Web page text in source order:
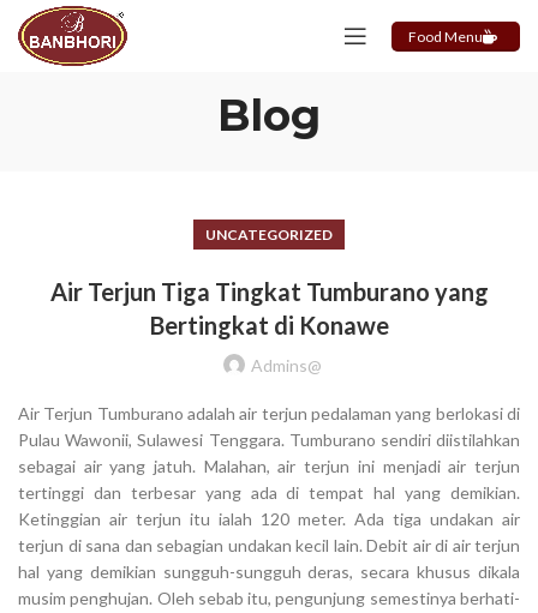
Food Menu
Blog
UNCATEGORIZED
Air Terjun Tiga Tingkat Tumburano yang
Bertingkat di Konawe
Admins@
Air Terjun Tumburano adalah air terjun pedalaman yang berlokasi di
Pulau Wawonii, Sulawesi Tenggara. Tumburano sendiri diistilahkan
sebagai air yang jatuh. Malahan, air terjun ini menjadi air terjun
tertinggi dan terbesar yang ada di tempat hal yang demikian.
Ketinggian air terjun itu ialah 120 meter. Ada tiga undakan air
terjun di sana dan sebagian undakan kecil lain. Debit air di air terjun
hal yang demikian sungguh-sungguh deras, secara khusus dikala
musim penghujan. Oleh sebab itu, pengunjung semestinya berhati-